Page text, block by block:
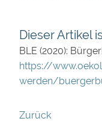
Dieser Artikel
BLE (2020):
https://
werden/
Zurück